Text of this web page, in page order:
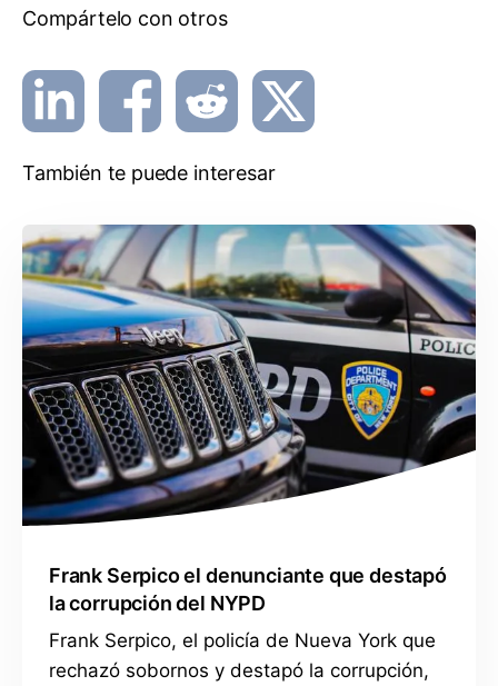
Compártelo con otros
También te puede interesar
Frank Serpico el denunciante que destapó
la corrupción del NYPD
Frank Serpico, el policía de Nueva York que
rechazó sobornos y destapó la corrupción,